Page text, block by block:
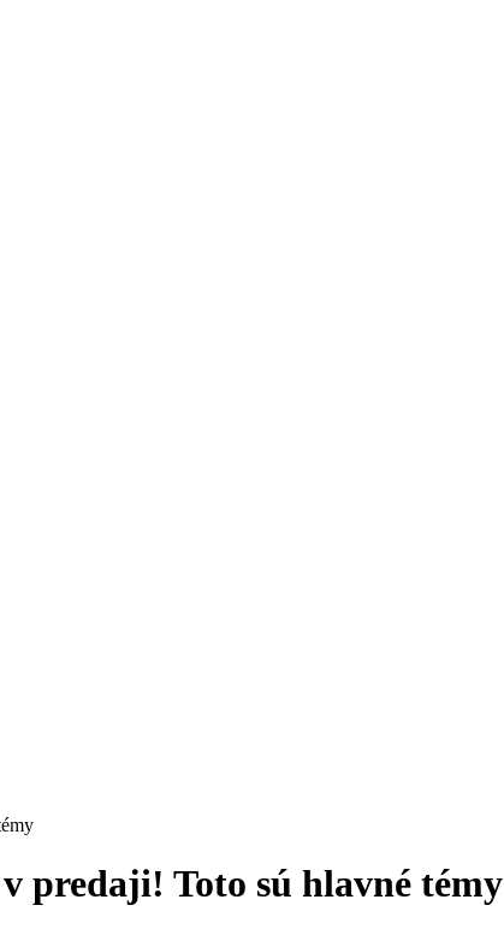
predaji! Toto sú hlavné témy